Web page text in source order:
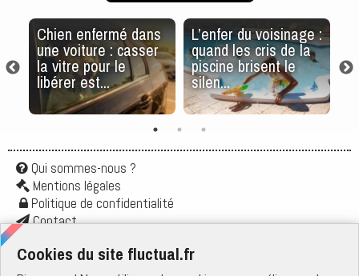
Cookies du site fluctual.fr
Chien enfermé dans
une voiture : casser
la vitre pour le
libérer est...
L’enfer du voisinage :
quand les cris de la
piscine brisent le
silen...
Qui sommes-nous ?
Mentions légales
Politique de confidentialité
Contact
Flux rss